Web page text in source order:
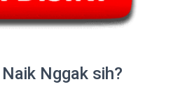
Nggak sih?